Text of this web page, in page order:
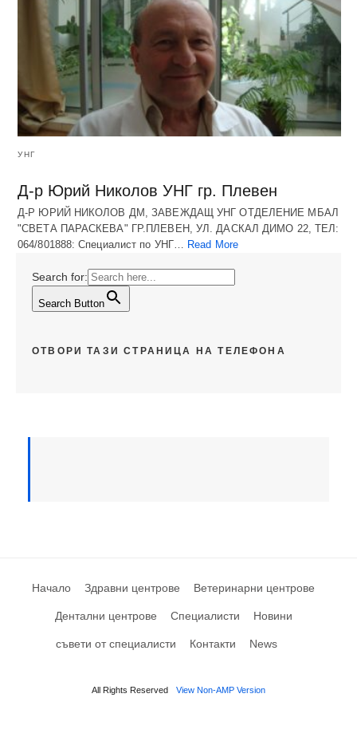
УНГ
Д-р Юрий Николов УНГ гр. Плевен
Д-Р ЮРИЙ НИКОЛОВ ДМ, ЗАВЕЖДАЩ УНГ ОТДЕЛЕНИЕ МБАЛ
"СВЕТА ПАРАСКЕВА" ГР.ПЛЕВЕН, УЛ. ДАСКАЛ ДИМО 22, ТЕЛ:
064/801888: Специалист по УНГ… Read More
Search for:
Search Button
ОТВОРИ ТАЗИ СТРАНИЦА НА ТЕЛЕФОНА
Начало Здравни центрове Ветеринарни центрове
Дентални центрове Специалисти Новини
съвети от специалисти Контакти News
All Rights Reserved View Non-AMP Version